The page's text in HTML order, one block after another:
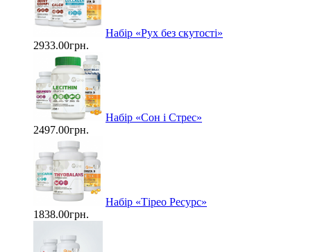
Набір «Рух без скутості»
2933.00грн.
Набір «Сон і Стрес»
2497.00грн.
Набір «Тірео Ресурс»
1838.00грн.